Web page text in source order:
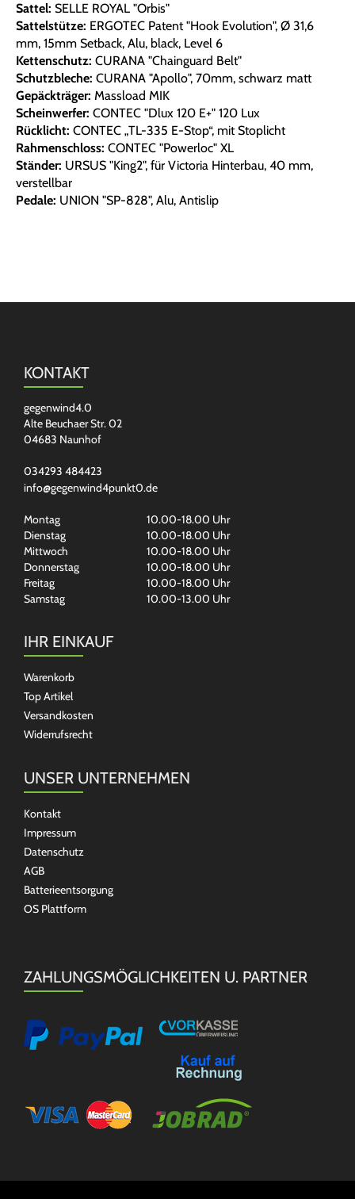
Sattel: SELLE ROYAL "Orbis"
Sattelstütze: ERGOTEC Patent "Hook Evolution", Ø 31,6
mm, 15mm Setback, Alu, black, Level 6
Kettenschutz: CURANA "Chainguard Belt"
Schutzbleche: CURANA "Apollo", 70mm, schwarz matt
Gepäckträger: Massload MIK
Scheinwerfer: CONTEC "Dlux 120 E+" 120 Lux
Rücklicht: CONTEC „TL-335 E-Stop“, mit Stoplicht
Rahmenschloss: CONTEC "Powerloc" XL
Ständer: URSUS "King2", für Victoria Hinterbau, 40 mm,
verstellbar
Pedale: UNION "SP-828", Alu, Antislip
KONTAKT
gegenwind4.0
Alte Beuchaer Str. 02
04683 Naunhof
034293 484423
info@gegenwind4punkt0.de
Montag
10.00-18.00 Uhr
Dienstag
10.00-18.00 Uhr
Mittwoch
10.00-18.00 Uhr
Donnerstag
10.00-18.00 Uhr
Freitag
10.00-18.00 Uhr
Samstag
10.00-13.00 Uhr
IHR EINKAUF
Warenkorb
Top Artikel
Versandkosten
Widerrufsrecht
UNSER UNTERNEHMEN
Kontakt
Impressum
Datenschutz
AGB
Batterieentsorgung
OS Plattform
ZAHLUNGSMÖGLICHKEITEN U. PARTNER